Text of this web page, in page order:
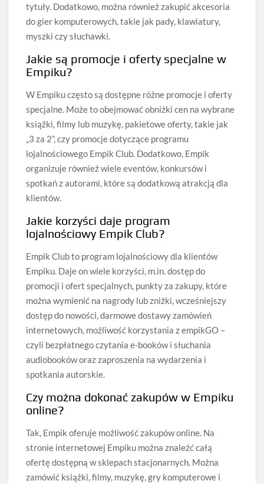
tytuły. Dodatkowo, można również zakupić akcesoria
do gier komputerowych, takie jak pady, klawiatury,
myszki czy słuchawki.
Jakie są promocje i oferty specjalne w
Empiku?
W Empiku często są dostępne różne promocje i oferty
specjalne. Może to obejmować obniżki cen na wybrane
książki, filmy lub muzykę, pakietowe oferty, takie jak
„3 za 2”, czy promocje dotyczące programu
lojalnościowego Empik Club. Dodatkowo, Empik
organizuje również wiele eventów, konkursów i
spotkań z autorami, które są dodatkową atrakcją dla
klientów.
Jakie korzyści daje program
lojalnościowy Empik Club?
Empik Club to program lojalnościowy dla klientów
Empiku. Daje on wiele korzyści, m.in. dostęp do
promocji i ofert specjalnych, punkty za zakupy, które
można wymienić na nagrody lub zniżki, wcześniejszy
dostęp do nowości, darmowe dostawy zamówień
internetowych, możliwość korzystania z empikGO –
czyli bezpłatnego czytania e-booków i słuchania
audiobooków oraz zaproszenia na wydarzenia i
spotkania autorskie.
Czy można dokonać zakupów w Empiku
online?
Tak, Empik oferuje możliwość zakupów online. Na
stronie internetowej Empiku można znaleźć całą
ofertę dostępną w sklepach stacjonarnych. Można
zamówić książki, filmy, muzykę, gry komputerowe i